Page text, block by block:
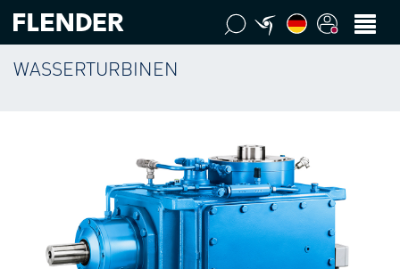
WASSERTURBINEN